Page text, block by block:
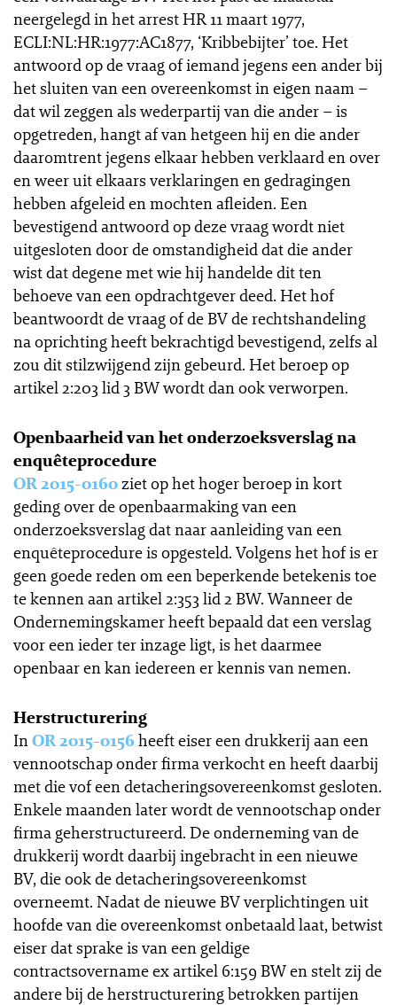
neergelegd in het arrest HR 11 maart 1977,
ECLI:NL:HR:1977:AC1877, ‘Kribbebijter’ toe. Het
antwoord op de vraag of iemand jegens een ander bij
het sluiten van een overeenkomst in eigen naam –
dat wil zeggen als wederpartij van die ander – is
opgetreden, hangt af van hetgeen hij en die ander
daaromtrent jegens elkaar hebben verklaard en over
en weer uit elkaars verklaringen en gedragingen
hebben afgeleid en mochten afleiden. Een
bevestigend antwoord op deze vraag wordt niet
uitgesloten door de omstandigheid dat die ander
wist dat degene met wie hij handelde dit ten
behoeve van een opdrachtgever deed. Het hof
beantwoordt de vraag of de BV de rechtshandeling
na oprichting heeft bekrachtigd bevestigend, zelfs al
zou dit stilzwijgend zijn gebeurd. Het beroep op
artikel 2:203 lid 3 BW wordt dan ook verworpen.
Openbaarheid van het onderzoeksverslag na
enquêteprocedure
OR 2015-0160ziet op het hoger beroep in kort
geding over de openbaarmaking van een
onderzoeksverslag dat naar aanleiding van een
enquêteprocedure is opgesteld. Volgens het hof is er
geen goede reden om een beperkende betekenis toe
te kennen aan artikel 2:353 lid 2 BW. Wanneer de
Ondernemingskamer heeft bepaald dat een verslag
voor een ieder ter inzage ligt, is het daarmee
openbaar en kan iedereen er kennis van nemen.
Herstructurering
InOR 2015-0156 heeft eiser een drukkerij aan een
vennootschap onder firma verkocht en heeft daarbij
met die vof een detacheringsovereenkomst gesloten.
Enkele maanden later wordt de vennootschap onder
firma geherstructureerd. De onderneming van de
drukkerij wordt daarbij ingebracht in een nieuwe
BV, die ook de detacheringsovereenkomst
overneemt. Nadat de nieuwe BV verplichtingen uit
hoofde van die overeenkomst onbetaald laat, betwist
eiser dat sprake is van een geldige
contractsovername ex artikel 6:159 BW en stelt zij de
andere bij de herstructurering betrokken partijen